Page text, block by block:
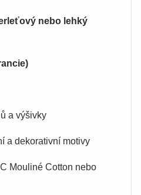
nebo lehký
a výšivky
a dekorativní motivy
Mouliné Cotton nebo